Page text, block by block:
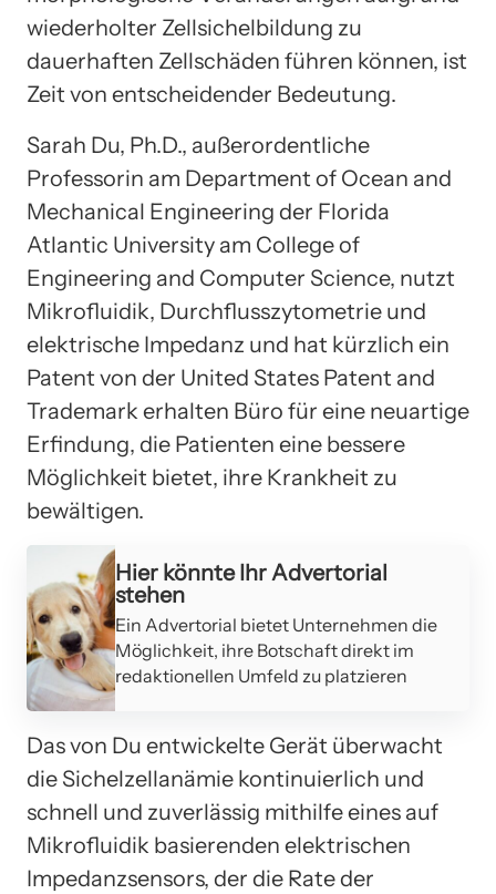
wiederholter Zellsichelbildung zu
dauerhaften Zellschäden führen können, ist
Zeit von entscheidender Bedeutung.
Sarah Du, Ph.D., außerordentliche
Professorin am Department of Ocean and
Mechanical Engineering der Florida
Atlantic University am College of
Engineering and Computer Science, nutzt
Mikrofluidik, Durchflusszytometrie und
elektrische Impedanz und hat kürzlich ein
Patent von der United States Patent and
Trademark erhalten Büro für eine neuartige
Erfindung, die Patienten eine bessere
Möglichkeit bietet, ihre Krankheit zu
bewältigen.
Hier könnte Ihr Advertorial
stehen
Ein Advertorial bietet Unternehmen die
Möglichkeit, ihre Botschaft direkt im
redaktionellen Umfeld zu platzieren
Das von Du entwickelte Gerät überwacht
die Sichelzellanämie kontinuierlich und
schnell und zuverlässig mithilfe eines auf
Mikrofluidik basierenden elektrischen
Impedanzsensors, der die Rate der